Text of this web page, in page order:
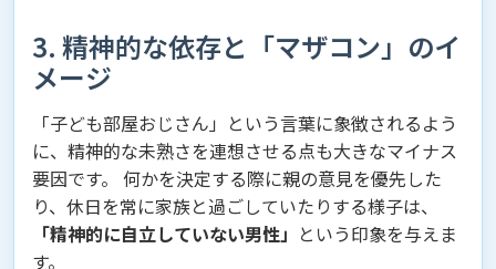
3. 精神的な依存と「マザコン」のイ
メージ
「子ども部屋おじさん」という言葉に象徴されるよう
に、精神的な未熟さを連想させる点も大きなマイナス
要因です。 何かを決定する際に親の意見を優先した
り、休日を常に家族と過ごしていたりする様子は、
「精神的に自立していない男性」 という印象を与えま
す。